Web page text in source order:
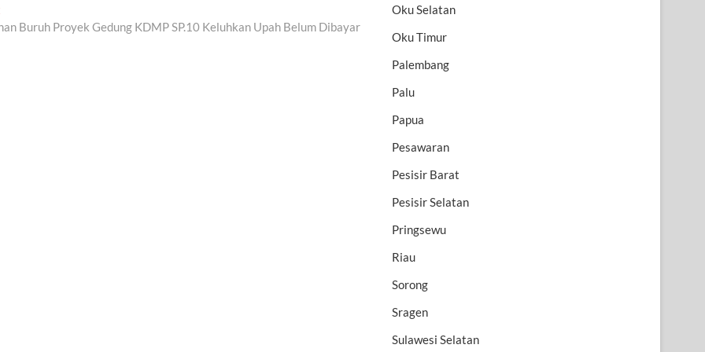
post:Buruh Proyek Gedung KDMP SP.10 Keluhkan Upah Belum Dibayar
Oku Selatan
Oku Timur
Palembang
Palu
Papua
Pesawaran
Pesisir Barat
Pesisir Selatan
Pringsewu
Riau
Sorong
Sragen
Sulawesi Selatan